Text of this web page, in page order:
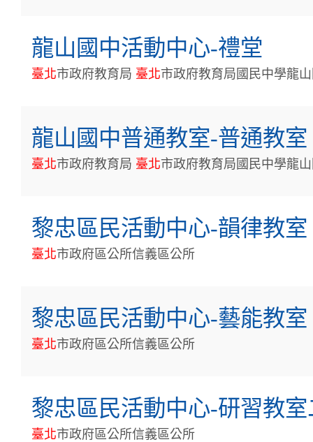
龍山國中活動中心-禮堂
臺北市政府教育局 臺北市政府教育局國民中學龍
龍山國中普通教室-普通教室
臺北市政府教育局 臺北市政府教育局國民中學龍
黎忠區民活動中心-韻律教室
臺北市政府區公所信義區公所
黎忠區民活動中心-藝能教室
臺北市政府區公所信義區公所
黎忠區民活動中心-研習教室
臺北市政府區公所信義區公所